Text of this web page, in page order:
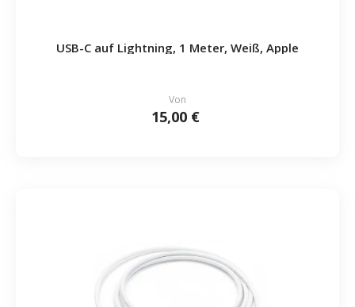
USB-C auf Lightning, 1 Meter, Weiß, Apple
Von
15,00 €